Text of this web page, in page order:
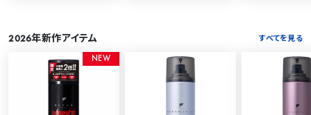
2026年新作アイテム すべてを見る
N EW